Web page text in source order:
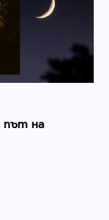
път на